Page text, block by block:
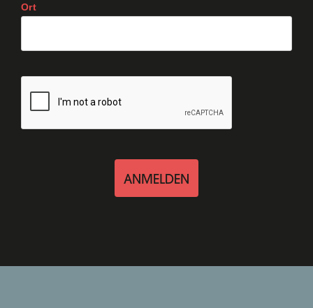
Ort
ANMELDEN